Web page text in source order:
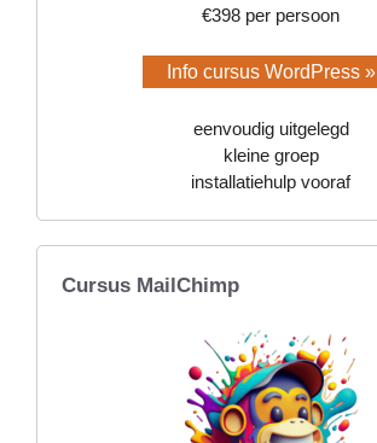
€398 per persoon
Info cursus WordPress »
eenvoudig uitgelegd
kleine groep
installatiehulp vooraf
Cursus MailChimp